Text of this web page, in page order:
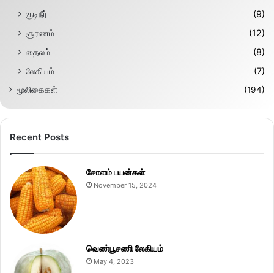
குடிநீர்
(9)
சூரணம்
(12)
தைலம்
(8)
லேகியம்
(7)
மூலிகைகள் (194)
Recent Posts
சோளம் பயன்கள்
November 15, 2024
வெண்பூசணி லேகியம்
May 4, 2023